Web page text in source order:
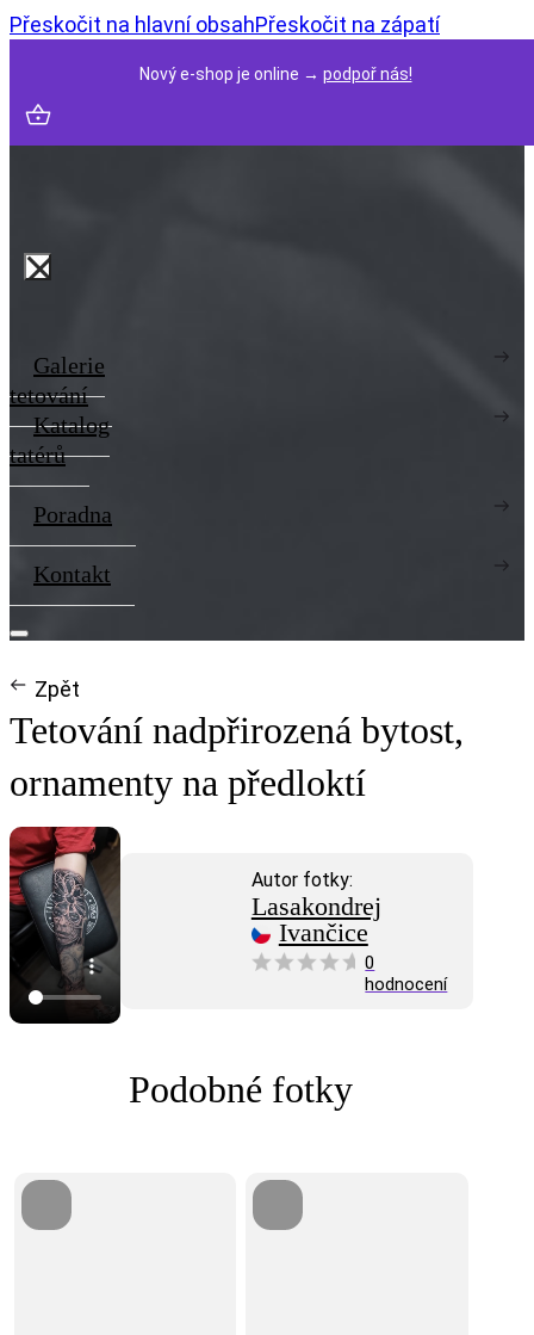
Přeskočit na hlavní obsahPřeskočit na zápatí
Nový e-shop je online → podpoř nás!
Galerie
tetování
Katalog
tatérů
Poradna
Kontakt
Zpět
Autor fotky:
Lasakondrej
Ivančice
0
hodnocení
Tetování nadpřirozená bytost,
ornamenty na předloktí
Podobné fotky